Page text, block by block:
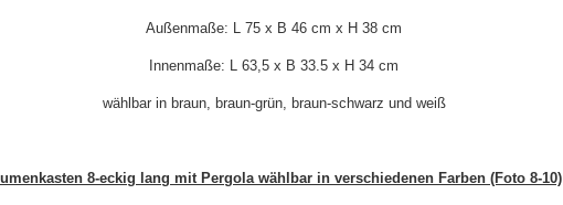
Außenmaße: L 75 x B 46 cm x H 38 cm
Innenmaße: L 63,5 x B 33.5 x H 34 cm
wählbar in braun, braun-grün, braun-schwarz und weiß
8-eckig lang mit Pergola wählbar in verschiedenen Farben (Foto 8-10)